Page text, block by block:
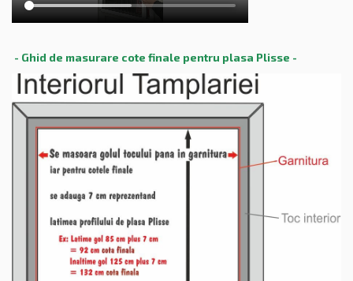
- Ghid de masurare cote finale pentru plasa Plisse -